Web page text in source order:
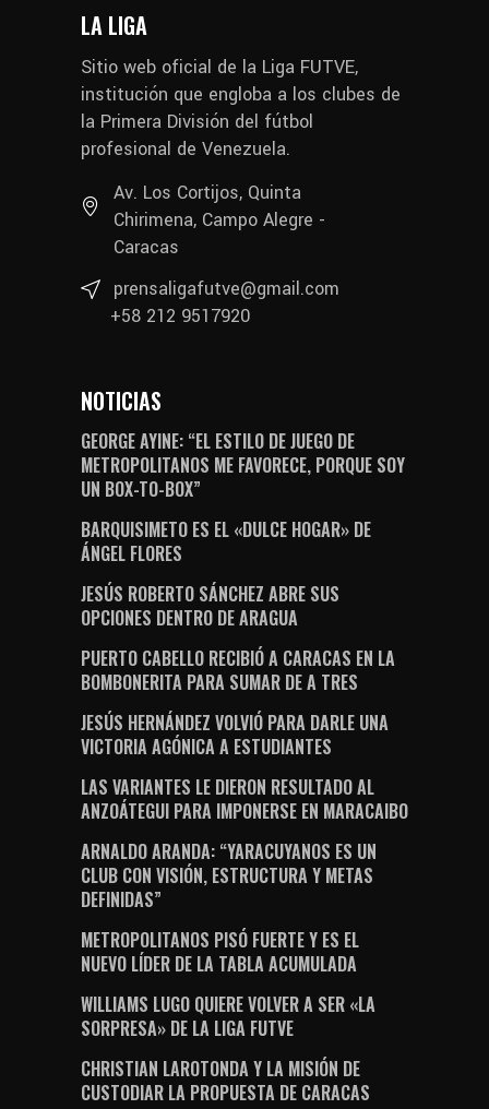
LA LIGA
Sitio web oficial de la Liga FUTVE,
institución que engloba a los clubes de
la Primera División del fútbol
profesional de Venezuela.
Av. Los Cortijos, Quinta
Chirimena, Campo Alegre -
Caracas
prensaligafutve@gmail.com
+58 212 9517920
NOTICIAS
GEORGE AYINE: “EL ESTILO DE JUEGO DE
METROPOLITANOS ME FAVORECE, PORQUE SOY
UN BOX-TO-BOX”
BARQUISIMETO ES EL «DULCE HOGAR» DE
ÁNGEL FLORES
JESÚS ROBERTO SÁNCHEZ ABRE SUS
OPCIONES DENTRO DE ARAGUA
PUERTO CABELLO RECIBIÓ A CARACAS EN LA
BOMBONERITA PARA SUMAR DE A TRES
JESÚS HERNÁNDEZ VOLVIÓ PARA DARLE UNA
VICTORIA AGÓNICA A ESTUDIANTES
LAS VARIANTES LE DIERON RESULTADO AL
ANZOÁTEGUI PARA IMPONERSE EN MARACAIBO
ARNALDO ARANDA: “YARACUYANOS ES UN
CLUB CON VISIÓN, ESTRUCTURA Y METAS
DEFINIDAS”
METROPOLITANOS PISÓ FUERTE Y ES EL
NUEVO LÍDER DE LA TABLA ACUMULADA
WILLIAMS LUGO QUIERE VOLVER A SER «LA
SORPRESA» DE LA LIGA FUTVE
CHRISTIAN LAROTONDA Y LA MISIÓN DE
CUSTODIAR LA PROPUESTA DE CARACAS